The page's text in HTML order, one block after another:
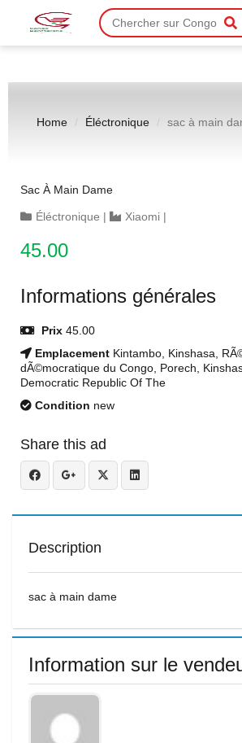
Home Éléctronique sac à main
Sac À Main Dame
Éléctronique | Xiaomi |
45.00
Informations générales
Prix 45.00
Emplacement Kintambo, Kinshasa,
dÃ©mocratique du Congo, Porech,
Democratic Republic Of The
Condition new
Share this ad
Description
sac à main dame
Information sur le